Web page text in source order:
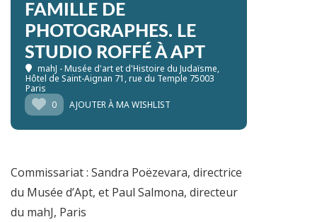
FAMILLE DE
PHOTOGRAPHES. LE
STUDIO ROFFÉ À APT
mahJ - Musée d'art et d'Histoire du Judaïsme,
Hôtel de Saint-Aignan 71, rue du Temple 75003
Paris
0
AJOUTER À MA WISHLIST
Commissariat : Sandra Poëzevara, directrice
du Musée d’Apt, et Paul Salmona, directeur
du mahJ, Paris